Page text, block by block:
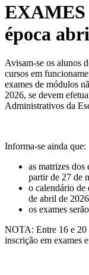
época
Avisam-se os alunos
cursos em
exames de módulos
2026, se devem
Administrativos da
Informa-se ainda que:
as matrizes dos
partir de 27 de
o calendário de
de abril de
os exames
NOTA: Entre 16 e 20
inscrição em exames